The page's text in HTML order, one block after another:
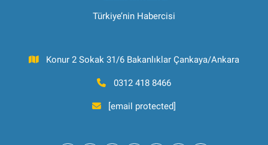
Türkiye’nin Habercisi
Konur 2 Sokak 31/6 Bakanlıklar Çankaya/Ankara
0312 418 8466
[email protected]